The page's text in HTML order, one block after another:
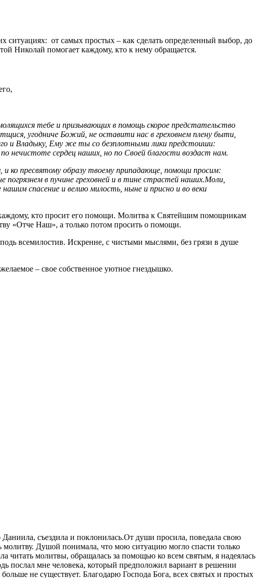
от самых простых – как сделать определенный выбор, до
Николай помогает каждому, кто к нему обращается.
тебе и призывающих в помощь скорое предстательство
угодниче Божий, не оставити нас в греховнем плену быти,
и Владыку, Ему же ты со безплотными лики предстоиши:
нечистоте сердец наших, но по Своей благости воздаст нам.
ко пресвятому образу твоему припадающе, помощи просим:
в пучине греховней и в тине страстей наших.Моли,
спасение и велию милость, ныне и присно и во веки
кто просит его помощи. Молитва к Святейшим помощникам
«Отче Наш», а только потом просить о помощи.
всемилостив. Искренне, с чистыми мыслями, без грязи в душе
– свое собственное уютное гнездышко.
съездила и поклонилась.От души просила, поведала свою
молитву. Душой понимала, что мою ситуацию могло спасти только
читать молитвы, обращалась за помощью ко всем святым, я надеялась
послал мне человека, который предположил вариант в решении
не существует. Благодарю Господа Бога, всех святых и простых